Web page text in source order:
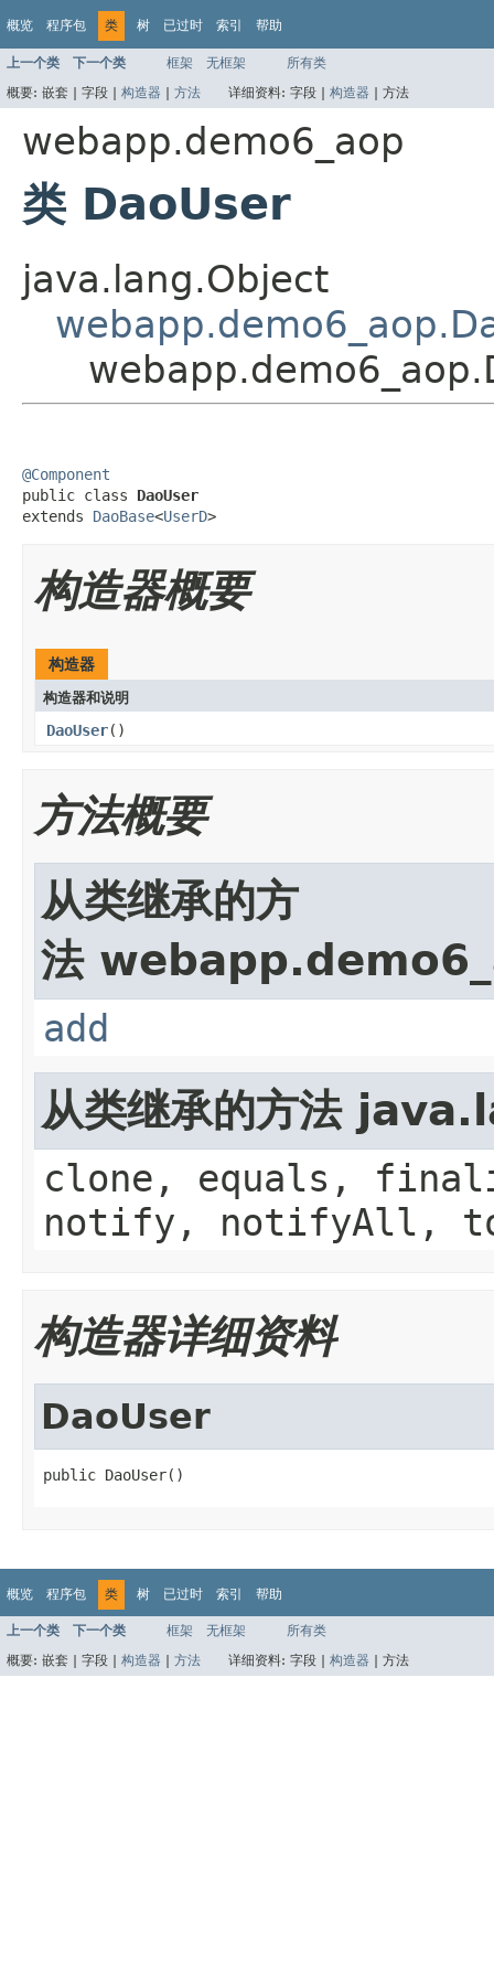
概览 程序包 类 树 已过时 索引 帮助
上一个类 下一个类 框架 无框架
所有类
概要: 嵌套 | 字段 | 构造器 | 方法 详细资料: 字段 | 构造器 | 方法
webapp.demo6_aop
类 DaoUser
java.lang.Object
@Component
public class DaoUser
extends DaoBase<UserD>
构造器概要
构造器
构造器和说明
DaoUser()
方法概要
从类继承的方
法
add
从类继承的方法
clone, equals,
notify, notifyAll,
构造器详细资料
DaoUser
public DaoUser()
概览 程序包 类 树 已过时 索引 帮助
上一个类 下一个类 框架 无框架
所有类
概要: 嵌套 | 字段 | 构造器 方法 详细资料: 字段 | 构造器 方法